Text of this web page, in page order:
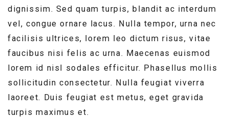
dignissim. Sed quam turpis, blandit ac interdum
vel, congue ornare lacus. Nulla tempor, urna nec
facilisis ultrices, lorem leo dictum risus, vitae
faucibus nisi felis ac urna. Maecenas euismod
lorem id nisl sodales efficitur. Phasellus mollis
sollicitudin consectetur. Nulla feugiat viverra
laoreet. Duis feugiat est metus, eget gravida
turpis maximus et.